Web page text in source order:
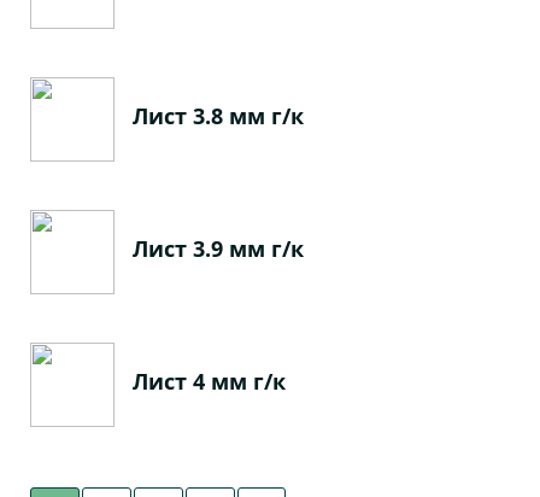
Лист 3.8 мм г/к
Лист 3.9 мм г/к
Лист 4 мм г/к